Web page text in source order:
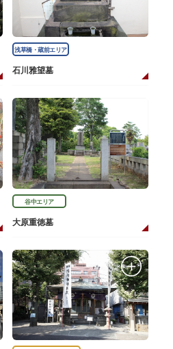
浅草橋・蔵前エリア
石川雅望墓
谷中エリア
大原重徳墓